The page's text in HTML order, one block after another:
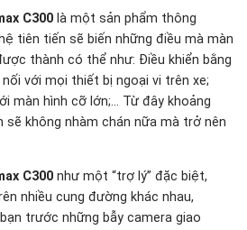
C300 là một sản phẩm thông
tiên tiến sẽ biến những điều mà màn
thành có thể như: Điều khiển bằng
với mọi thiết bị ngoại vi trên xe;
màn hình cỡ lớn;… Từ đây khoảng
sẽ không nhàm chán nữa mà trở nên
C300 như một “trợ lý” đặc biệt,
nhiều cung đường khác nhau,
trước những bẫy camera giao